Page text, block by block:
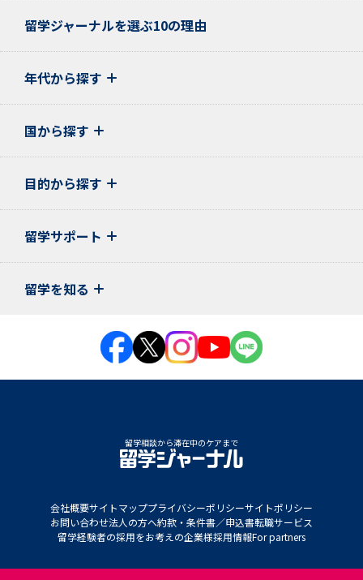
留学ジャーナルを選ぶ10の理由
年代から探す
国から探す
目的から探す
留学サポート
留学を知る
留学相談から滞在中のケアまで
会社概要サイトマッププライバシーポリシーサイトポリシー
お問い合わせ法人の方へ約款・条件書／申込書転職サービス
留学経験者の採用をお考えの企業様採用情報For partners